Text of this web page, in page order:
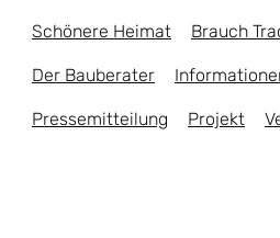
Schönere Heimat Brauch
Der Bauberater
Pressemitteilung Projekt